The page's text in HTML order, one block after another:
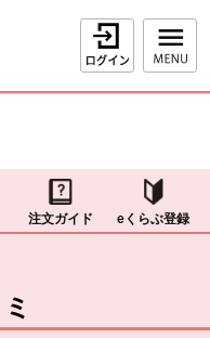
ログイン
注文ガイド eくらぶ登録